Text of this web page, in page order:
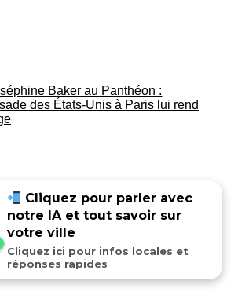
Baker au Panthéon :
des États-Unis à Paris lui rend
Cliquez pour parler avec
notre IA et tout savoir sur
votre ville
Cliquez ici pour infos locales et
réponses rapides